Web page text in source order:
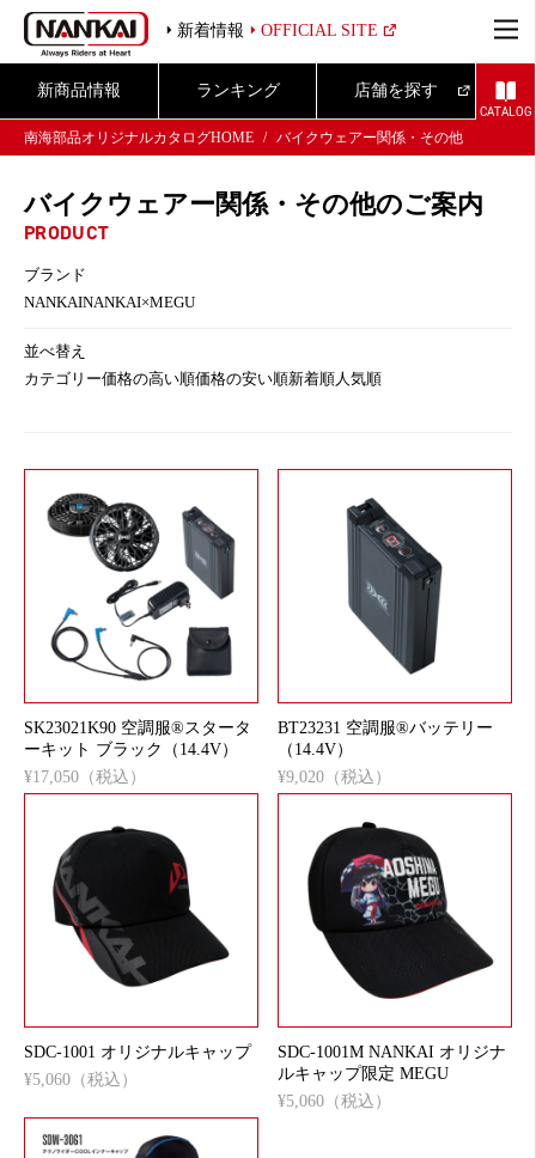
新着情報 OFFICIAL SITE
新商品情報 ランキング 店舗を探す
CATALOG
南海部品オリジナルカタログHOME
バイクウェアー関係・その他
バイクウェアー関係・その他のご案内
PRODUCT
ブランド
NANKAINANKAI×MEGU
並べ替え
カテゴリー価格の高い順価格の安い順新着順人気順
SK23021K90 空調服®スタータ
ーキット ブラック（14.4V）
¥17,050（税込）
BT23231 空調服®バッテリー
（14.4V）
¥9,020（税込）
SDC-1001 オリジナルキャップ
¥5,060（税込）
SDC-1001M NANKAI オリジナ
ルキャップ限定 MEGU
¥5,060（税込）